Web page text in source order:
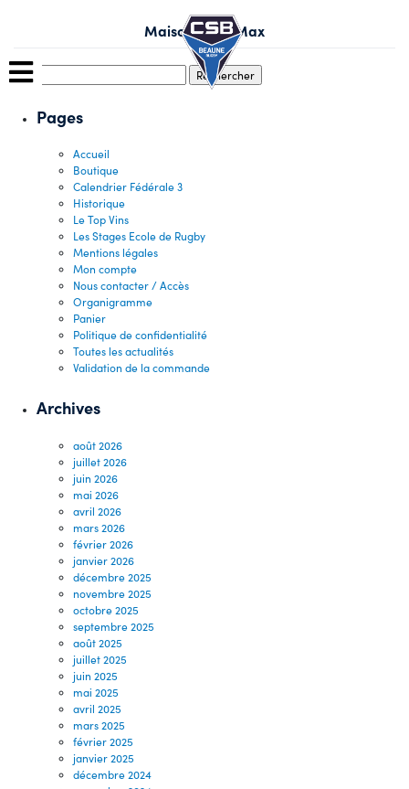
Maison Louis Max
Pages
Accueil
Boutique
Calendrier Fédérale 3
Historique
Le Top Vins
Les Stages Ecole de Rugby
Mentions légales
Mon compte
Nous contacter / Accès
Organigramme
Panier
Politique de confidentialité
Toutes les actualités
Validation de la commande
Archives
août 2026
juillet 2026
juin 2026
mai 2026
avril 2026
mars 2026
février 2026
janvier 2026
décembre 2025
novembre 2025
octobre 2025
septembre 2025
août 2025
juillet 2025
juin 2025
mai 2025
avril 2025
mars 2025
février 2025
janvier 2025
décembre 2024